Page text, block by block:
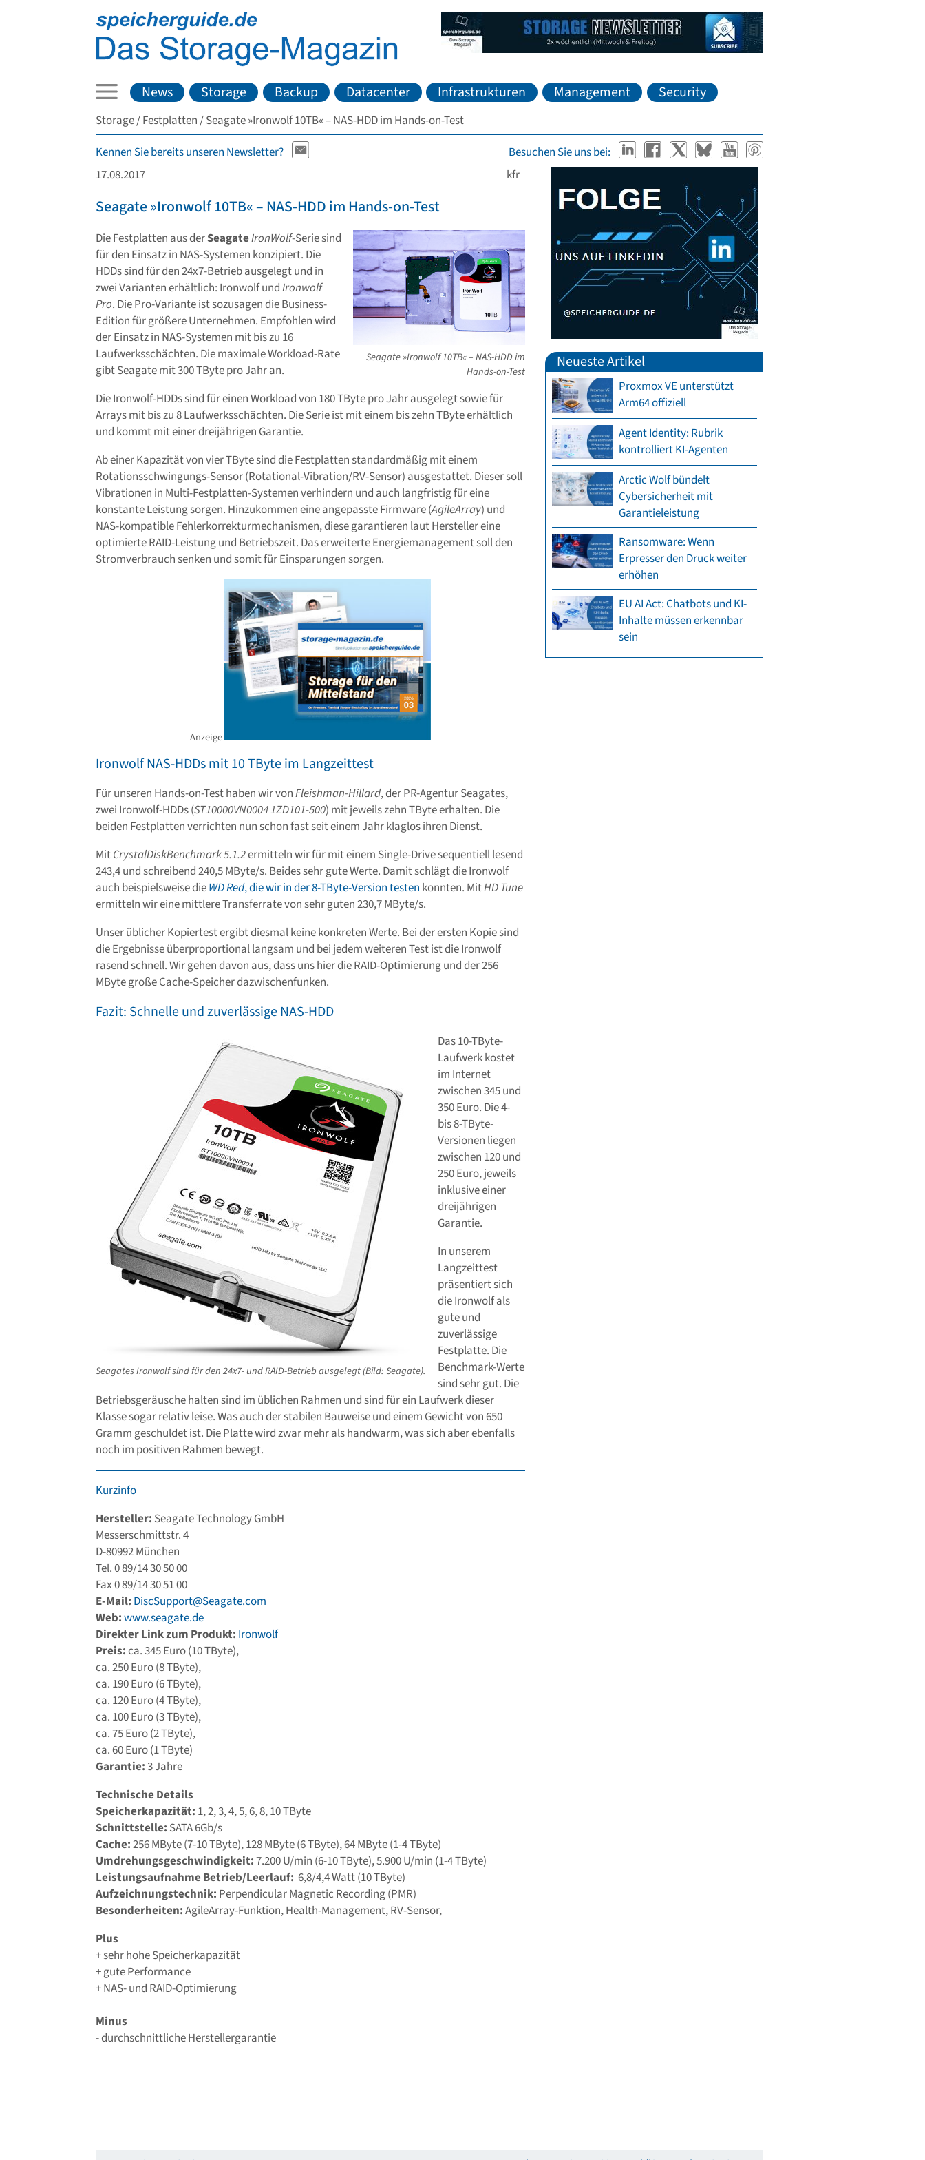
News Storage Backup Datacenter Infrastrukturen Management Security
Storage Festplatten Seagate »Ironwolf 10TB« – NAS-HDD im Hands-on-Test
Kennen Sie bereits unseren Newsletter?
Besuchen Sie uns bei:
17.08.2017
kfr
Seagate »Ironwolf 10TB« – NAS-HDD im Hands-on-Test
Seagate »Ironwolf 10TB« – NAS-HDD im
Hands-on-Test
Die Festplatten aus derSeagateIronWolf-Serie sind
für den Einsatz in NAS-Systemen konzipiert. Die
HDDs sind für den 24x7-Betrieb ausgelegt und in
zwei Varianten erhältlich: Ironwolf undIronwolf
Pro. Die Pro-Variante ist sozusagen die Business-
Edition für größere Unternehmen. Empfohlen wird
der Einsatz in NAS-Systemen mit bis zu 16
Laufwerksschächten. Die maximale Workload-Rate
gibt Seagate mit 300 TByte pro Jahr an.
Die Ironwolf-HDDs sind für einen Workload von 180 TByte pro Jahr ausgelegt sowie für
Arrays mit bis zu 8 Laufwerksschächten. Die Serie ist mit einem bis zehn TByte erhältlich
und kommt mit einer dreijährigen Garantie.
Ab einer Kapazität von vier TByte sind die Festplatten standardmäßig mit einem
Rotationsschwingungs-Sensor (Rotational-Vibration/RV-Sensor) ausgestattet. Dieser soll
Vibrationen in Multi-Festplatten-Systemen verhindern und auch langfristig für eine
konstante Leistung sorgen. Hinzukommen eine angepasste Firmware (AgileArray) und
NAS-kompatible Fehlerkorrekturmechanismen, diese garantieren laut Hersteller eine
optimierte RAID-Leistung und Betriebszeit. Das erweiterte Energiemanagement soll den
Stromverbrauch senken und somit für Einsparungen sorgen.
Anzeige
Ironwolf NAS-HDDs mit 10 TByte im Langzeittest
Für unseren Hands-on-Test haben wir vonFleishman-Hillard, der PR-Agentur Seagates,
zwei Ironwolf-HDDs (ST10000VN0004 1ZD101-500) mit jeweils zehn TByte erhalten. Die
beiden Festplatten verrichten nun schon fast seit einem Jahr klaglos ihren Dienst.
MitCrystalDiskBenchmark 5.1.2ermitteln wir für mit einem Single-Drive sequentiell lesend
243,4 und schreibend 240,5 MByte/s. Beides sehr gute Werte. Damit schlägt die Ironwolf
auch beispielsweise dieWD Red, die wir in der 8-TByte-Version testen konnten. MitHD Tune
ermitteln wir eine mittlere Transferrate von sehr guten 230,7 MByte/s.
Unser üblicher Kopiertest ergibt diesmal keine konkreten Werte. Bei der ersten Kopie sind
die Ergebnisse überproportional langsam und bei jedem weiteren Test ist die Ironwolf
rasend schnell. Wir gehen davon aus, dass uns hier die RAID-Optimierung und der 256
MByte große Cache-Speicher dazwischenfunken.
Fazit: Schnelle und zuverlässige NAS-HDD
Seagates Ironwolf sind für den 24x7- und RAID-Betrieb ausgelegt (Bild: Seagate).
Das 10-TByte-
Laufwerk kostet
im Internet
zwischen 345 und
350 Euro. Die 4-
bis 8-TByte-
Versionen liegen
zwischen 120 und
250 Euro, jeweils
inklusive einer
dreijährigen
Garantie.
In unserem
Langzeittest
präsentiert sich
die Ironwolf als
gute und
zuverlässige
Festplatte. Die
Benchmark-Werte
sind sehr gut. Die
Betriebsgeräusche halten sind im üblichen Rahmen und sind für ein Laufwerk dieser
Klasse sogar relativ leise. Was auch der stabilen Bauweise und einem Gewicht von 650
Gramm geschuldet ist. Die Platte wird zwar mehr als handwarm, was sich aber ebenfalls
noch im positiven Rahmen bewegt.
Kurzinfo
Hersteller: Seagate Technology GmbH
Messerschmittstr. 4
D-80992 München
Tel. 0 89/14 30 50 00
Fax 0 89/14 30 51 00
E-Mail: DiscSupport@Seagate.com
Web:www.seagate.de
Direkter Link zum Produkt: Ironwolf
Preis:ca. 345 Euro (10 TByte),
ca. 250 Euro (8 TByte),
ca. 190 Euro (6 TByte),
ca. 120 Euro (4 TByte),
ca. 100 Euro (3 TByte),
ca. 75 Euro (2 TByte),
ca. 60 Euro (1 TByte)
Garantie:3 Jahre
Technische Details
Speicherkapazität: 1, 2, 3, 4, 5, 6, 8, 10 TByte
Schnittstelle: SATA 6Gb/s
Cache:256 MByte (7-10 TByte), 128 MByte (6 TByte), 64 MByte (1-4 TByte)
Umdrehungsgeschwindigkeit:7.200 U/min (6-10 TByte), 5.900 U/min (1-4 TByte)
Leistungsaufnahme Betrieb/Leerlauf: 6,8/4,4 Watt (10 TByte)
Aufzeichnungstechnik: Perpendicular Magnetic Recording (PMR)
Besonderheiten:AgileArray-Funktion, Health-Management, RV-Sensor,
Plus
+ sehr hohe Speicherkapazität
+ gute Performance
+ NAS- und RAID-Optimierung
Minus
- durchschnittliche Herstellergarantie
Neueste Artikel
Proxmox VE unterstützt
Arm64 offiziell
Agent Identity: Rubrik
kontrolliert KI-Agenten
Arctic Wolf bündelt
Cybersicherheit mit
Garantieleistung
Ransomware: Wenn
Erpresser den Druck weiter
erhöhen
EU AI Act: Chatbots und KI-
Inhalte müssen erkennbar
sein